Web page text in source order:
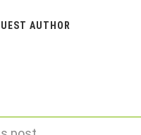
AUTHOR